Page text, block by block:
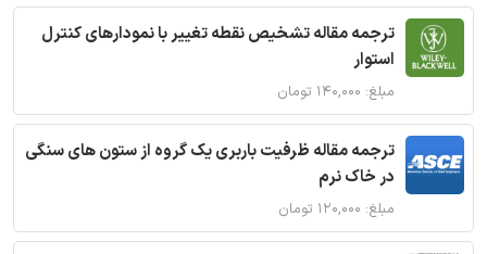
ترجمه مقاله تشخیص نقطه تغییر با نمودارهای کنترل
استوار
مبلغ: ۱۴۰,۰۰۰ تومان
ترجمه مقاله ظرفیت باربری یک گروه از ستون های سنگی
در خاک نرم
مبلغ: ۱۲۰,۰۰۰ تومان